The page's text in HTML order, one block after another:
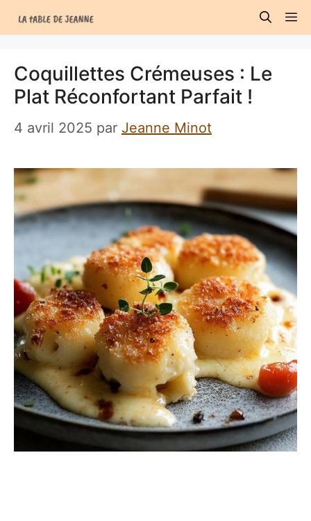
au
Coquillettes Crémeuses : Le
Plat Réconfortant Parfait !
4 avril 2025 par Jeanne Minot